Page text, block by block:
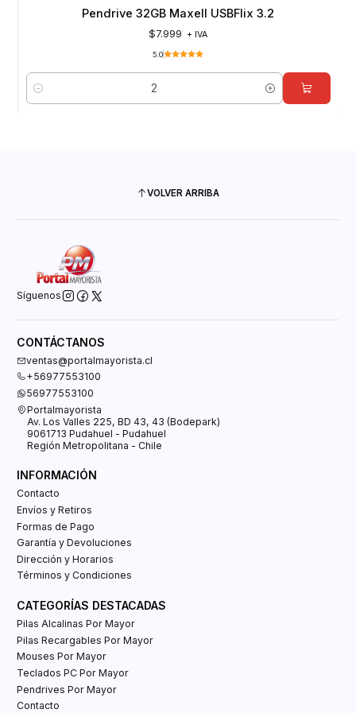
Pendrive 32GB Maxell USBFlix 3.2
$7.999 + IVA
5.0
Cantidad
VOLVER ARRIBA
Síguenos
CONTÁCTANOS
ventas@portalmayorista.cl
+56977553100
56977553100
Portalmayorista
Av. Los Valles 225, BD 43, 43 (Bodepark)
9061713 Pudahuel - Pudahuel
Región Metropolitana - Chile
INFORMACIÓN
Contacto
Envíos y Retiros
Formas de Pago
Garantía y Devoluciones
Dirección y Horarios
Términos y Condiciones
CATEGORÍAS DESTACADAS
Pilas Alcalinas Por Mayor
Pilas Recargables Por Mayor
Mouses Por Mayor
Teclados PC Por Mayor
Pendrives Por Mayor
Contacto